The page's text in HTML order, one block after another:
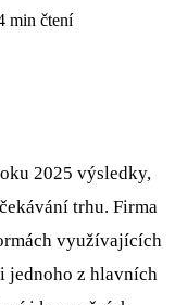
min čtení
2025 výsledky,
trhu. Firma
využívajících
jednoho z hlavních